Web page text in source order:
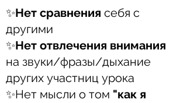
✨Нет сравнения себя с
другими⠀
✨Нет отвлечения внимания
на звуки/фразы/дыхание
других участниц урока⠀
✨Нет мысли о том "как я